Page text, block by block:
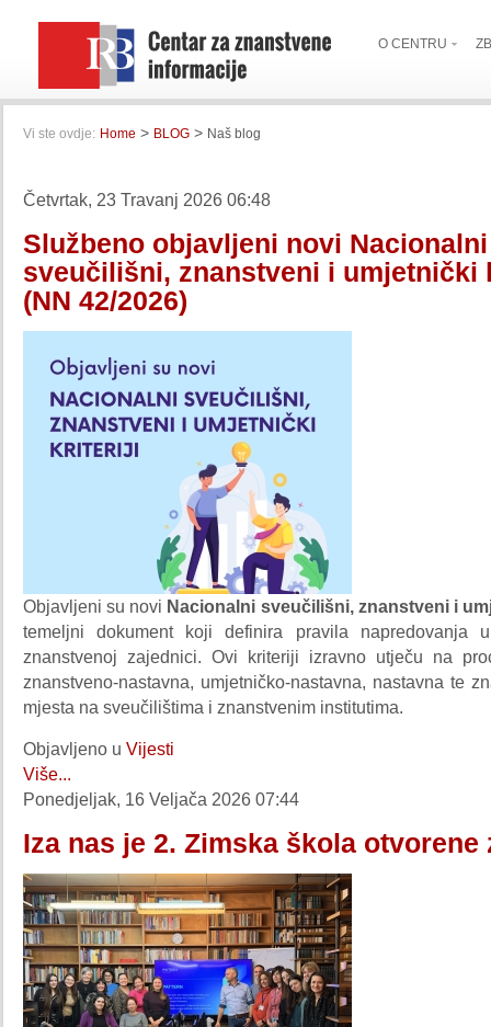
O CENTRU
Vi ste ovdje: Home > BLOG > Naš blog
Četvrtak, 23 Travanj 2026 06:48
Službeno objavljeni novi Nacionalni
sveučilišni, znanstveni i umjetnički
(NN 42/2026)
Objavljeni su novi Nacionalni sveučilišni, znanstveni i
temeljni dokument koji definira pravila napredovanja
znanstvenoj zajednici. Ovi kriteriji izravno utječu na
znanstveno-nastavna, umjetničko-nastavna, nastavna te
mjesta na sveučilištima i znanstvenim institutima.
Objavljeno u Vijesti
Više...
Ponedjeljak, 16 Veljača 2026 07:44
Iza nas je 2. Zimska škola otvorene